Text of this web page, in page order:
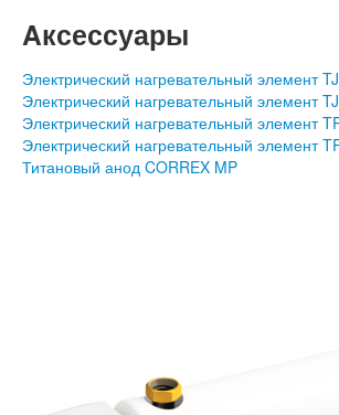
Aксессуары
Электрический нагревательный элемент
Электрический нагревательный элемент
Электрический нагревательный элемент
Электрический нагревательный элемент
Титановый анод CORREX MP